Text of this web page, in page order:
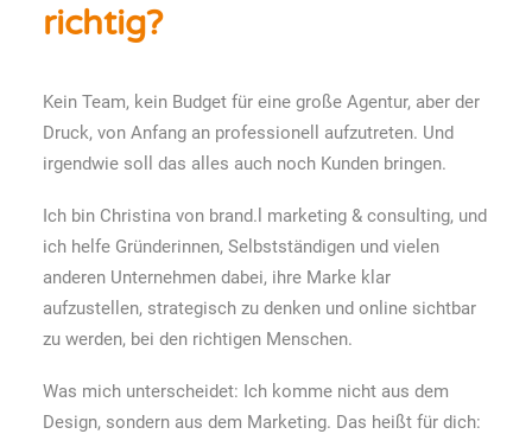
richtig?
Kein Team, kein Budget für eine große Agentur, aber der
Druck, von Anfang an professionell aufzutreten. Und
irgendwie soll das alles auch noch Kunden bringen.
Ich bin Christina von brand.l marketing & consulting, und
ich helfe Gründerinnen, Selbstständigen und vielen
anderen Unternehmen dabei, ihre Marke klar
aufzustellen, strategisch zu denken und online sichtbar
zu werden, bei den richtigen Menschen.
Was mich unterscheidet: Ich komme nicht aus dem
Design, sondern aus dem Marketing. Das heißt für dich: